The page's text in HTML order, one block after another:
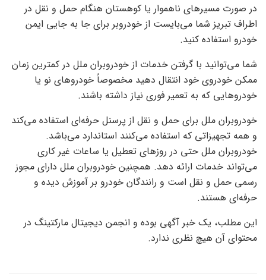
در صورت مسیرهای ناهموار یا کوهستان هنگام حمل و نقل در
اطراف تبریز شما می‌بایست از خودروبر برای جا به جایی ایمن
خودرو استفاده کنید.
شما می‌توانید با گرفتن خدمات از خودروبران ملل در کمترین زمان
ممکن خودروی خود انتقال دهید مخصوصاً خودروهای نو یا
خودروهایی که به تعمیر فوری نیاز داشته باشند.
خودروبران ملل برای حمل و نقل از پرسنل حرفه‌ای استفاده می‌کند
و همه تجهیزاتی که استفاده می‌کنند استاندارد می‌باشد.
خودروبران ملل حتی در روزهای تعطیل یا ساعات غیر کاری
می‌تواند خدمات ارائه دهد. همچنین خودروبران ملل دارای مجوز
رسمی حمل و نقل است و رانندگان خودرو بر آموزش دیده و
حرفه‌ای هستند.
این مطلب، یک خبر آگهی بوده و انجمن دیجیتال مارکتینگ در
محتوای آن هیچ نظری ندارد.